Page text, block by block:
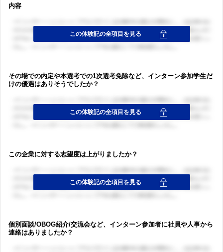
内容
その場での内定や本選考での1次選考免除など、インターン参加学生だ
けの優遇はありそうでしたか？
この企業に対する志望度は上がりましたか？
個別面談/OBOG紹介/交流会など、インターン参加者に社員や人事から
連絡はありましたか？